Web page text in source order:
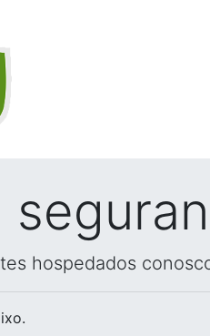
hospedados